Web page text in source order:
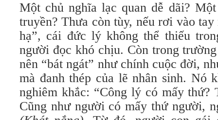
Một chủ nghĩa lạc quan dễ dãi?
truyền? Thưa còn tùy, nếu rơi vào
hạ”, cái đức lý không thể thiếu
người đọc khó chịu. Còn trong
nên “bát ngát” như chính cuộc đời,
mà đanh thép của lẽ nhân sinh. Nó
nghiêm khắc: “Công lý có mấy thứ?
Cũng như người có mấy thứ người,